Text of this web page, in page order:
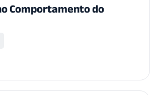
Comportamento do